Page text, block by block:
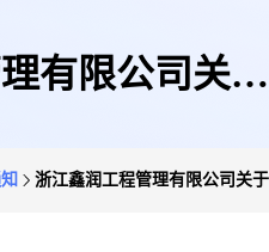
有限公司关于
浙江鑫润工程管理有限公司关